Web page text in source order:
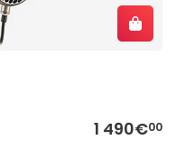
1 490€00